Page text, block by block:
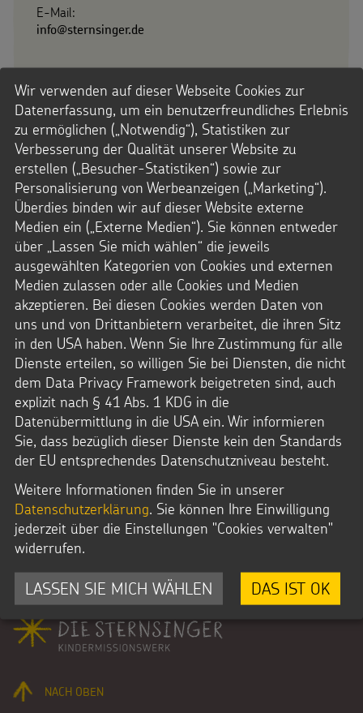
E-Mail:
info@sternsinger.de
Bestellservice
Fragen zur Bestellung oder einem Abonnement?
Gerne helfen wir weiter.
0241.44 61-44
Mo.-Do. 8-17 Uhr
Fr. 8-16 Uhr
bestellung@sternsinger.de
Fußbereich
NACH OBEN
Wir verwenden auf dieser Webseite Cookies zur
Datenerfassung, um ein benutzerfreundliches Erlebnis
zu ermöglichen („Notwendig“), Statistiken zur
Verbesserung der Qualität unserer Website zu
erstellen („Besucher-Statistiken“) sowie zur
Personalisierung von Werbeanzeigen („Marketing“).
Überdies binden wir auf dieser Website externe
Medien ein („Externe Medien“). Sie können entweder
über „Lassen Sie mich wählen“ die jeweils
ausgewählten Kategorien von Cookies und externen
Medien zulassen oder alle Cookies und Medien
akzeptieren. Bei diesen Cookies werden Daten von
uns und von Drittanbietern verarbeitet, die ihren Sitz
in den USA haben. Wenn Sie Ihre Zustimmung für alle
Dienste erteilen, so willigen Sie bei Diensten, die nicht
dem Data Privacy Framework beigetreten sind, auch
explizit nach § 41 Abs. 1 KDG in die
Datenübermittlung in die USA ein. Wir informieren
Sie, dass bezüglich dieser Dienste kein den Standards
der EU entsprechendes Datenschutzniveau besteht.
Weitere Informationen finden Sie in unserer
Datenschutzerklärung. Sie können Ihre Einwilligung
jederzeit über die Einstellungen "Cookies verwalten"
widerrufen.
LASSEN SIE MICH WÄHLEN DAS IST OK